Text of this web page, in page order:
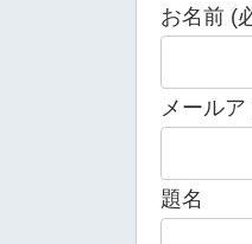
お名前 (
メール
題名